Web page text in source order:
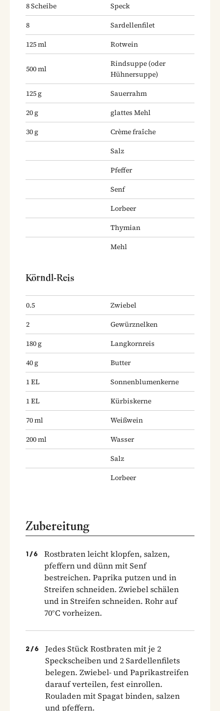
8Scheibe
Speck
8
Sardellenfilet
125ml Rotwein
500ml
Rindsuppe (oder
Hühnersuppe)
125g
Sauerrahm
20g
glattes Mehl
30g
Crème fraîche
Salz
Pfeffer
Senf
Lorbeer
Thymian
Mehl
Körndl-Reis
0.5
Zwiebel
2
Gewürznelken
180g
Langkornreis
40g
Butter
1EL
Sonnenblumenkerne
1EL
Kürbiskerne
70ml
Weißwein
200ml
Wasser
Salz
Lorbeer
Zubereitung
1 /6
Rostbraten leicht klopfen, salzen,
pfeffern und dünn mit Senf
bestreichen. Paprika putzen und in
Streifen schneiden. Zwiebel schälen
und in Streifen schneiden. Rohr auf
70°C vorheizen.
2 /6
Jedes Stück Rostbraten mit je 2
Speckscheiben und 2 Sardellenfilets
belegen. Zwiebel- und Paprikastreifen
darauf verteilen, fest einrollen.
Rouladen mit Spagat binden, salzen
und pfeffern.